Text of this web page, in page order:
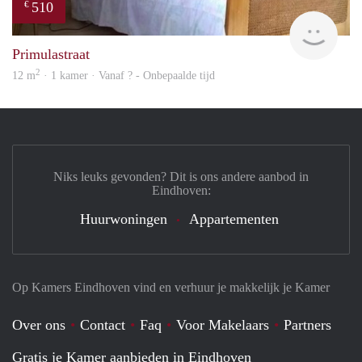
€ 510
Primulastraat
12 m2 · 1 kamer · Vanaf ? - Onbepaalde tijd
Op Kamers Eindhoven vind en verhuur je makkelijk je Kamer
Over ons Contact Faq Voor Makelaars
Partners
Gratis je Kamer aanbieden in Eindhoven
Niks leuks gevonden? Dit is ons andere aanbod in
Eindhoven:
Huurwoningen Appartementen